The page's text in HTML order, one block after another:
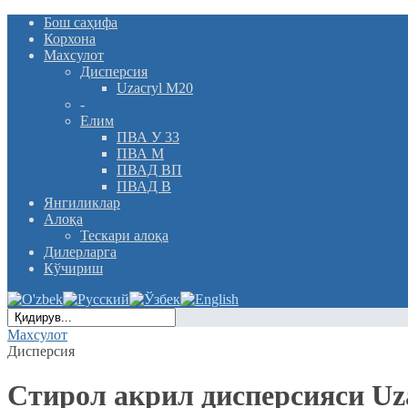
Бош саҳифа
Корхона
Махсулот
Дисперсия
Uzacryl M20
-
Елим
ПВА У 33
ПВА М
ПВАД ВП
ПВАД В
Янгиликлар
Алоқа
Тескари алоқа
Дилерларга
Кўчириш
Махсулот
Дисперсия
Стирол акрил дисперсияси